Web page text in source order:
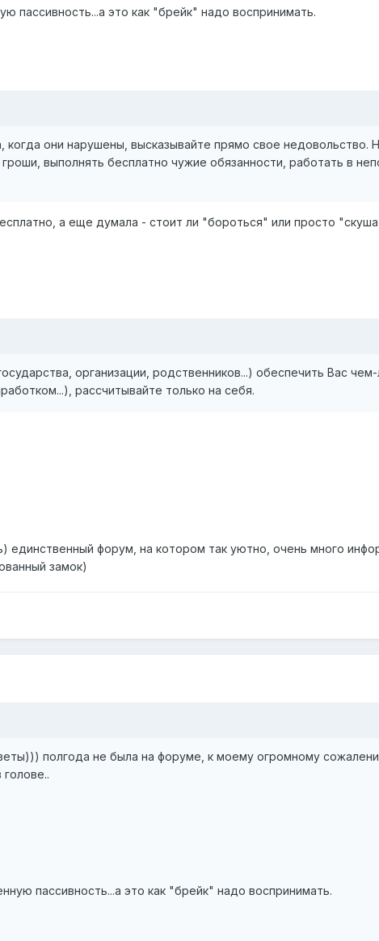
пассивность...а это как "брейк" надо воспринимать.
когда они нарушены, высказывайте прямо свое недовольство.
выполнять бесплатно чужие обязанности, работать в
а еще думала - стоит ли "бороться" или просто
организации, родственников...) обеспечить Вас
рассчитывайте только на себя.
единственный форум, на котором так уютно, очень много
замок)
полгода не была на форуме, к моему огромному
пассивность...а это как "брейк" надо воспринимать.